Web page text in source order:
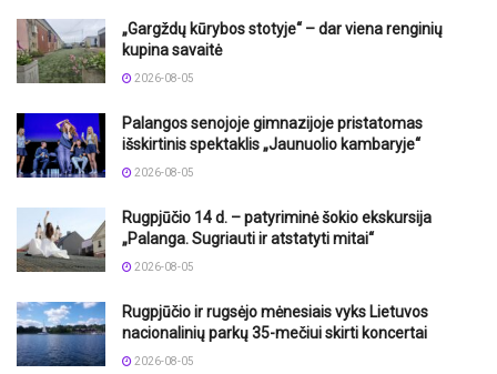
„Gargždų kūrybos stotyje“ – dar viena renginių
kupina savaitė
2026-08-05
Palangos senojoje gimnazijoje pristatomas
išskirtinis spektaklis „Jaunuolio kambaryje“
2026-08-05
Rugpjūčio 14 d. – patyriminė šokio ekskursija
„Palanga. Sugriauti ir atstatyti mitai“
2026-08-05
Rugpjūčio ir rugsėjo mėnesiais vyks Lietuvos
nacionalinių parkų 35-mečiui skirti koncertai
2026-08-05